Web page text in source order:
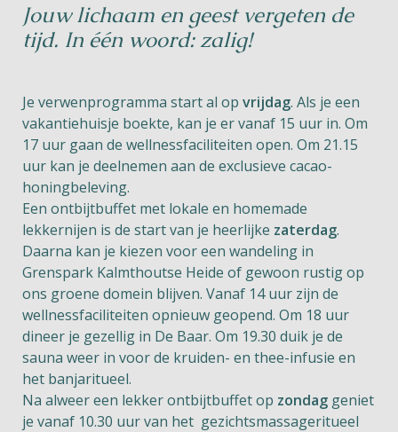
Jouw lichaam en geest vergeten de
tijd. In één woord: zalig!
Je verwenprogramma start al op vrijdag. Als je een
vakantiehuisje boekte, kan je er vanaf 15 uur in. Om
17 uur gaan de wellnessfaciliteiten open. Om 21.15
uur kan je deelnemen aan de exclusieve cacao-
honingbeleving.
Een ontbijtbuffet met lokale en homemade
lekkernijen is de start van je heerlijke zaterdag.
Daarna kan je kiezen voor een wandeling in
Grenspark Kalmthoutse Heide of gewoon rustig op
ons groene domein blijven. Vanaf 14 uur zijn de
wellnessfaciliteiten opnieuw geopend. Om 18 uur
dineer je gezellig in De Baar. Om 19.30 duik je de
sauna weer in voor de kruiden- en thee-infusie en
het banjaritueel.
Na alweer een lekker ontbijtbuffetop zondag geniet
je vanaf 10.30 uur van het gezichtsmassageritueel